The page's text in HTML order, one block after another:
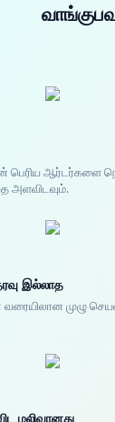
ஆர்டர்களை
அளவிடவும்.
இல்லாத
வரையிலான முழு
மலிவானது